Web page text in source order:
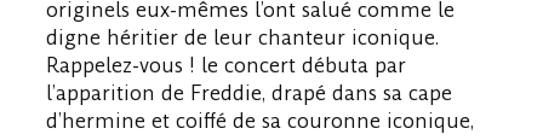
originels eux-mêmes l’ont salué comme le
digne héritier de leur chanteur iconique.
Rappelez-vous ! le concert débuta par
l’apparition de Freddie, drapé dans sa cape
d’hermine et coiffé de sa couronne iconique,